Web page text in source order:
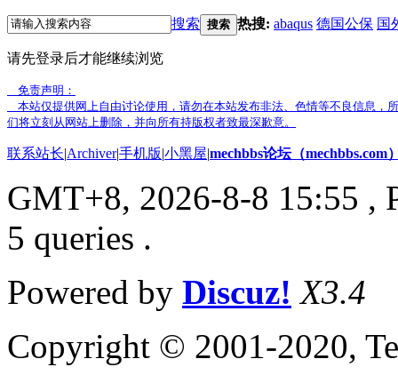
搜索 搜索 热搜: abaqus 德国公保 国
请先登录后才能继续浏览
免责声明：
本站仅提供网上自由讨论使用，请勿在本站发布非法、色情等不良信息，
们将立刻从网站上删除，并向所有持版权者致最深歉意。
联系站长|Archiver|手机版|小黑屋|mechbbs论坛（mechbbs.com
GMT+8, 2026-8-8 15:55 ,
5 queries .
Powered by Discuz! X3.4
Copyright © 2001-2020,